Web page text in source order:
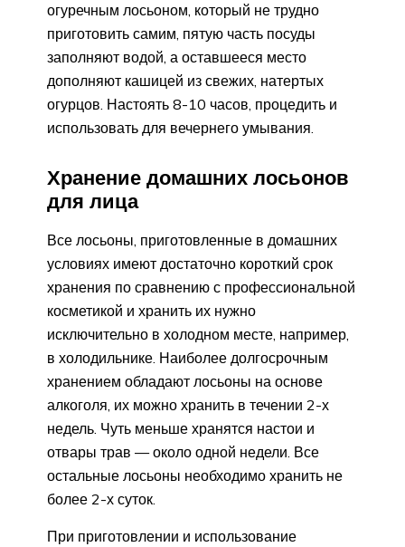
огуречным лосьоном, который не трудно
приготовить самим, пятую часть посуды
заполняют водой, а оставшееся место
дополняют кашицей из свежих, натертых
огурцов. Настоять 8-10 часов, процедить и
использовать для вечернего умывания.
Хранение домашних лосьонов
для лица
Все лосьоны, приготовленные в домашних
условиях имеют достаточно короткий срок
хранения по сравнению с профессиональной
косметикой и хранить их нужно
исключительно в холодном месте, например,
в холодильнике. Наиболее долгосрочным
хранением обладают лосьоны на основе
алкоголя, их можно хранить в течении 2-х
недель. Чуть меньше хранятся настои и
отвары трав — около одной недели. Все
остальные лосьоны необходимо хранить не
более 2-х суток.
При приготовлении и использование